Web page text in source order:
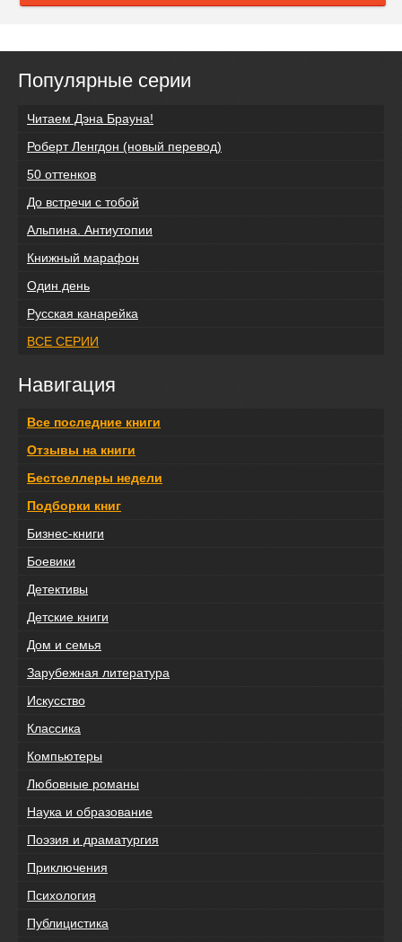
Популярные серии
Читаем Дэна Брауна!
Роберт Ленгдон (новый перевод)
50 оттенков
До встречи с тобой
Альпина. Антиутопии
Книжный марафон
Один день
Русская канарейка
ВСЕ СЕРИИ
Навигация
Все последние книги
Отзывы на книги
Бестселлеры недели
Подборки книг
Бизнес-книги
Боевики
Детективы
Детские книги
Дом и семья
Зарубежная литература
Искусство
Классика
Компьютеры
Любовные романы
Наука и образование
Поэзия и драматургия
Приключения
Психология
Публицистика